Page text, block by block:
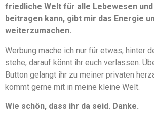
friedliche Welt für alle Lebewesen und
beitragen kann, gibt mir das Energie
weiterzumachen.
Werbung mache ich nur für etwas, hinter
stehe, darauf könnt ihr euch verlassen.
Button gelangt ihr zu meiner privaten
kommt gerne mit in meine kleine Welt.
Wie schön, dass ihr da seid. Danke.